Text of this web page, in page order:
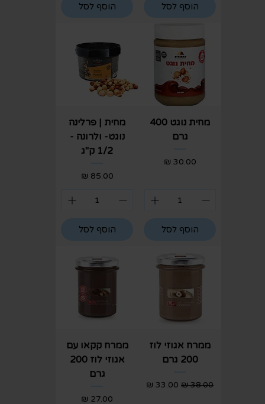
הוסף לסל הוסף לסל
מחית נוגט 400
גרם
מחיר
הוסף לסל
מחית | פרלינה
נוגט- ולרונה -
1/2 ק"ג
מחיר
הוסף לסל
ממרח אגוזי לוז
200 גרם
מחיר רגיל מחיר מבצע
ממרח קקאו עם
אגוזי לוז 200
גרם
מחיר